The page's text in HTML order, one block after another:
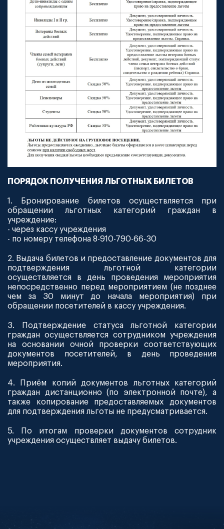
ПОРЯДОК ПОЛУЧЕНИЯ ЛЬГОТНЫХ БИЛЕТОВ
1. Бронирование билетов осуществляется при
обращении льготных категорий граждан в
учреждение:
- через кассу учреждения
- по номеру телефона 8-910-790-66-30
2. Выдача билетов и предоставление документов для
подтверждения льготной категории
осуществляется в день проведения мероприятия
непосредственно перед мероприятием (не позднее
чем за 30 минут до начала мероприятия) при
обращении посетителей в кассу учреждения.
3. Подтверждение статуса льготной категории
граждан осуществляется сотрудником учреждения
на основании очной проверки соответствующих
документов посетителей, в день проведения
мероприятия.
4. Приём копий документов льготных категорий
граждан дистанционно (по электронной почте), а
также копирование предоставляемых документов
для подтверждения льготы не предусматривается.
5. По итогам проверки документов сотрудник
учреждения осуществляет выдачу билетов.